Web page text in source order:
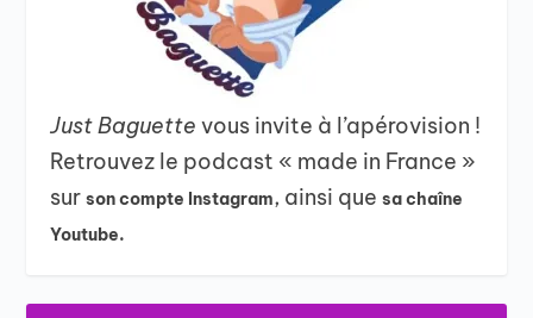
Just Baguettevous invite à l’apérovision !
Retrouvez le podcast « made in France »
surson compte Instagram, ainsi quesa chaîne
Youtube.